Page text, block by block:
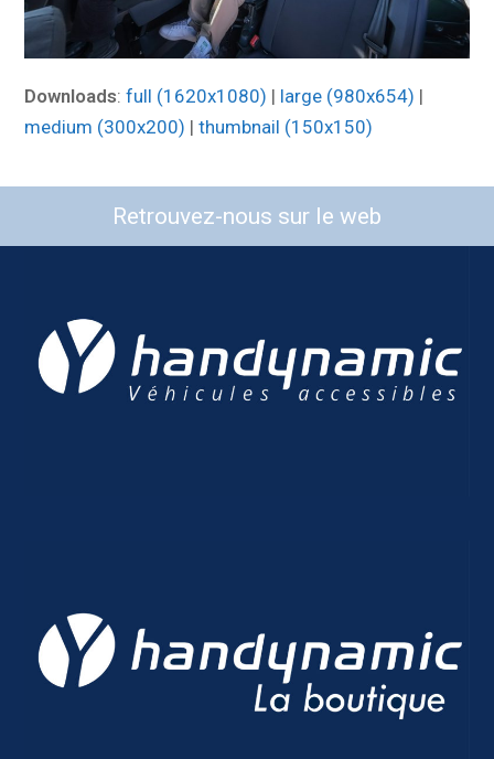
Downloads:full (1620x1080) | large (980x654) |
medium (300x200) |thumbnail (150x150)
Retrouvez-nous sur le web